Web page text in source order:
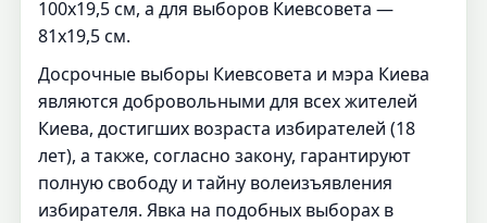
100х19,5 см, а для выборов Киевсовета —
81х19,5 см.
Досрочные выборы Киевсовета и мэра Киева
являются добровольными для всех жителей
Киева, достигших возраста избирателей (18
лет), а также, согласно закону, гарантируют
полную свободу и тайну волеизъявления
избирателя. Явка на подобных выборах в